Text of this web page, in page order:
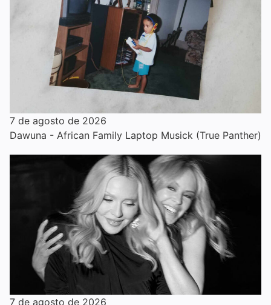
7 de agosto de 2026
Dawuna - African Family Laptop Musick (True Panther)
7 de agosto de 2026